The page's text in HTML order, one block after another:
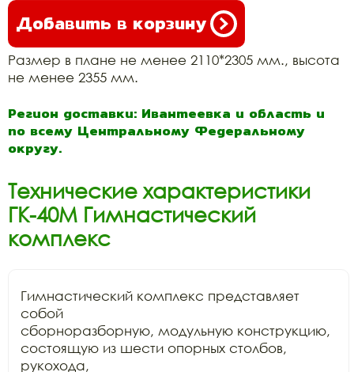
Добавить в корзину
Размер в плане не менее 2110*2305 мм., высота
не менее 2355 мм.
Регион доставки: Ивантеевка и область и
по всему Центральному Федеральному
округу.
Технические характеристики
ГК-40М Гимнастический
комплекс
Гимнастический комплекс представляет
собой
сборноразборную, модульную конструкцию,
состоящую из шести опорных столбов,
рукохода,